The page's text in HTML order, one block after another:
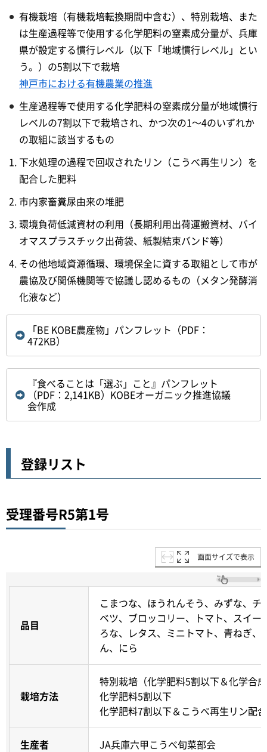
有機栽培（有機栽培転換期間中含む）、特別栽培、また
は生産過程等で使用する化学肥料の窒素成分量が、兵庫
県が設定する慣行レベル（以下「地域慣行レベル」とい
う。）の5割以下で栽培
神戸市における有機農業の推進
生産過程等で使用する化学肥料の窒素成分量が地域慣行
レベルの7割以下で栽培され、かつ次の1～4のいずれか
の取組に該当するもの
下水処理の過程で回収されたリン（こうべ再生リン）を
配合した肥料
市内家畜糞尿由来の堆肥
環境負荷低減資材の利用（長期利用出荷運搬資材、バイ
オマスプラスチック出荷袋、紙製結束バンド等）
その他地域資源循環、環境保全に資する取組として市が
農協及び関係機関等で協議し認めるもの（メタン発酵消
化液など）
「BE KOBE農産物」パンフレット（PDF：
472KB）
『食べることは「選ぶ」こと』パンフレット
（PDF：2,141KB）KOBEオーガニック推進協議
会作成
登録リスト
受理番号R5第1号
画面サイズで表示
品目
こまつな、ほうれんそう、みずな、
ベツ、ブロッコリー、トマト、スイ
ろな、レタス、ミニトマト、青ねぎ、
ん、にら
栽培方法
特別栽培（化学肥料5割以下＆化学合
化学肥料5割以下
化学肥料7割以下＆こうべ再生リン配
生産者 JA兵庫六甲こうべ旬菜部会